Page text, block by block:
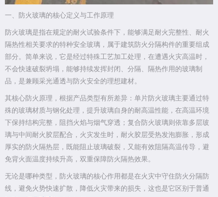
一、防火玻璃的核心定义与工作原理
防火玻璃是指在规定的耐火试验条件下，能够满足耐火完整性、耐火
隔热性相关要求的特种安全玻璃，属于建筑防火分隔构件的重要组成
部分。简单来说，它是经过特殊工艺加工处理，在遭遇火灾高温时，
不会快速破裂坍塌，能够持续发挥封闭、分隔、隔热作用的玻璃制
品，是兼顾采光通透与防火安全的理想建材。
其核心防火原理，根据产品类型有所差异：单片防火玻璃主要通过特
殊的玻璃材质与钢化处理，提升玻璃自身的耐高温性能，在高温环境
下保持结构完整，阻挡火焰与烟气穿透；复合防火玻璃则依靠多层玻
璃与中间耐火胶层配合，火灾发生时，耐火胶层受热发泡膨胀，形成
厚实的防火隔热层，既能阻止玻璃破裂，又能有效阻隔高温传导，避
免背火面温度持续升高，双重保障防火隔热效果。
无论是哪种类型，防火玻璃的核心作用都是在火灾中守住防火分隔防
线，避免火势快速扩散，降低火灾带来的损失，这也是它区别于普通